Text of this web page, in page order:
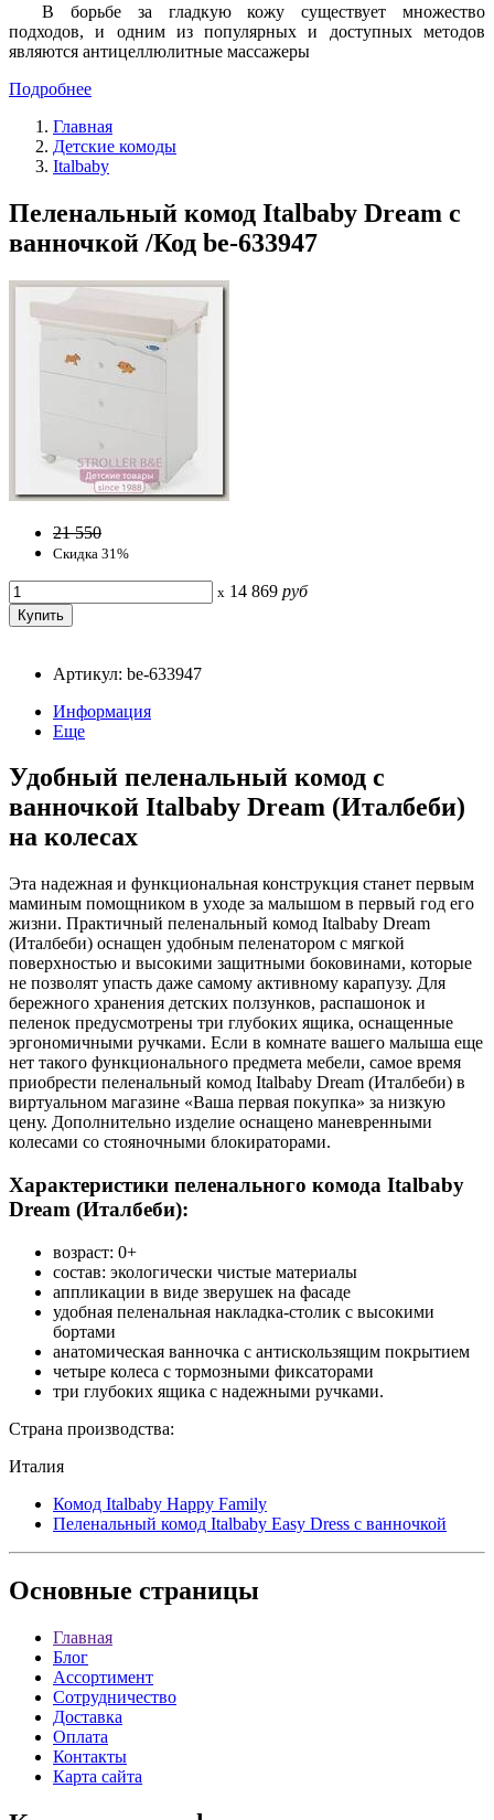
В борьбе за гладкую кожу существует множество
подходов, и одним из популярных и доступных методов
являются антицеллюлитные массажеры
Подробнее
Главная
Детские комоды
Italbaby
Пеленальный комод Italbaby Dream с
ванночкой /Код be-633947
21 550
Скидка 31%
x 14 869 руб
Артикул: be-633947
Информация
Еще
Удобный пеленальный комод с
ванночкой Italbaby Dream (Италбеби)
на колесах
Эта надежная и функциональная конструкция станет первым
маминым помощником в уходе за малышом в первый год его
жизни. Практичный пеленальный комод Italbaby Dream
(Италбеби) оснащен удобным пеленатором с мягкой
поверхностью и высокими защитными боковинами, которые
не позволят упасть даже самому активному карапузу. Для
бережного хранения детских ползунков, распашонок и
пеленок предусмотрены три глубоких ящика, оснащенные
эргономичными ручками. Если в комнате вашего малыша еще
нет такого функционального предмета мебели, самое время
приобрести пеленальный комод Italbaby Dream (Италбеби) в
виртуальном магазине «Ваша первая покупка» за низкую
цену. Дополнительно изделие оснащено маневренными
колесами со стояночными блокираторами.
Характеристики пеленального комода Italbaby
Dream (Италбеби):
возраст: 0+
состав: экологически чистые материалы
аппликации в виде зверушек на фасаде
удобная пеленальная накладка-столик с высокими
бортами
анатомическая ванночка с антискользящим покрытием
четыре колеса с тормозными фиксаторами
три глубоких ящика с надежными ручками.
Страна производства:
Италия
Комод Italbaby Happy Family
Пеленальный комод Italbaby Easy Dress с ванночкой
Основные страницы
Главная
Блог
Ассортимент
Сотрудничество
Доставка
Оплата
Контакты
Карта сайта